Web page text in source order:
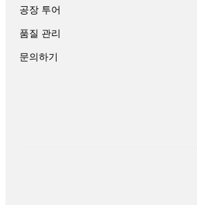
공장 투어
품질 관리
문의하기